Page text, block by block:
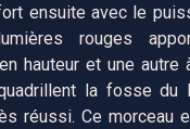
ensuite avec le
rouges
hauteur et une
la fosse du
réussi. Ce morceau